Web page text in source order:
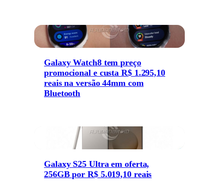
Galaxy Watch8 tem preço
promocional e custa R$ 1.295,10
reais na versão 44mm com
Bluetooth
Galaxy S25 Ultra em oferta,
256GB por R$ 5.019,10 reais